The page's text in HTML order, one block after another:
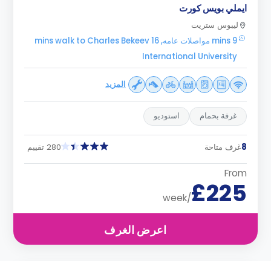
ايملي بويس كورت
ليبوس ستريت
9 mins مواصلات عامه, 16 mins walk to Charles Bekeev
International University
المزيد
غرفة بحمام استوديو
8غرف متاحة 280 تقييم
From
£225
/week
اعرض الغرف